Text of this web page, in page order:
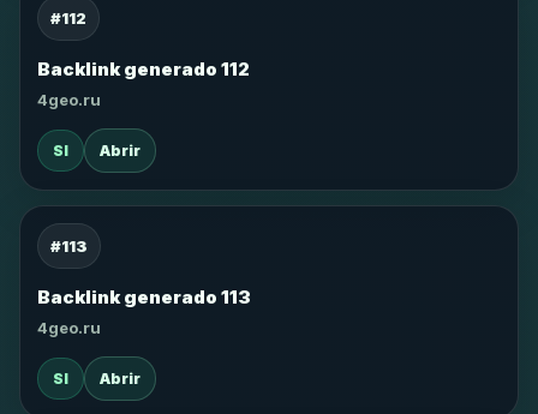
#112
Backlink generado 112
4geo.ru
SI Abrir
#113
Backlink generado 113
4geo.ru
SI Abrir